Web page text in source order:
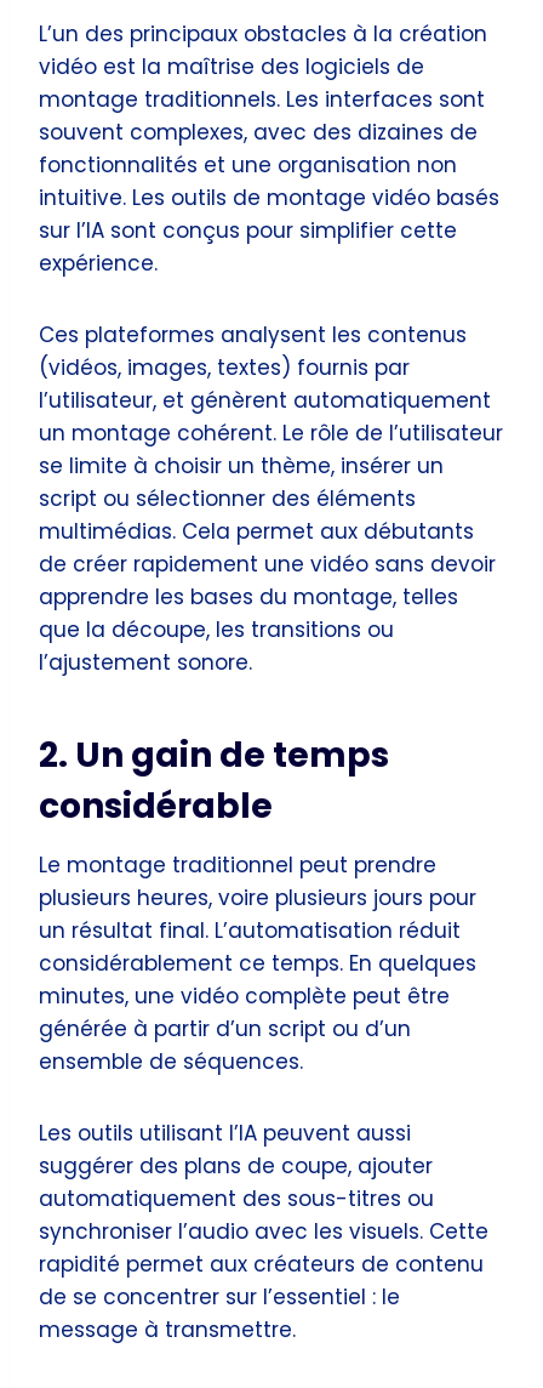
L’un des principaux obstacles à la création
vidéo est la maîtrise des logiciels de
montage traditionnels. Les interfaces sont
souvent complexes, avec des dizaines de
fonctionnalités et une organisation non
intuitive. Les outils de montage vidéo basés
sur l’IA sont conçus pour simplifier cette
expérience.
Ces plateformes analysent les contenus
(vidéos, images, textes) fournis par
l’utilisateur, et génèrent automatiquement
un montage cohérent. Le rôle de l’utilisateur
se limite à choisir un thème, insérer un
script ou sélectionner des éléments
multimédias. Cela permet aux débutants
de créer rapidement une vidéo sans devoir
apprendre les bases du montage, telles
que la découpe, les transitions ou
l’ajustement sonore.
2. Un gain de temps
considérable
Le montage traditionnel peut prendre
plusieurs heures, voire plusieurs jours pour
un résultat final. L’automatisation réduit
considérablement ce temps. En quelques
minutes, une vidéo complète peut être
générée à partir d’un script ou d’un
ensemble de séquences.
Les outils utilisant l’IA peuvent aussi
suggérer des plans de coupe, ajouter
automatiquement des sous-titres ou
synchroniser l’audio avec les visuels. Cette
rapidité permet aux créateurs de contenu
de se concentrer sur l’essentiel : le
message à transmettre.